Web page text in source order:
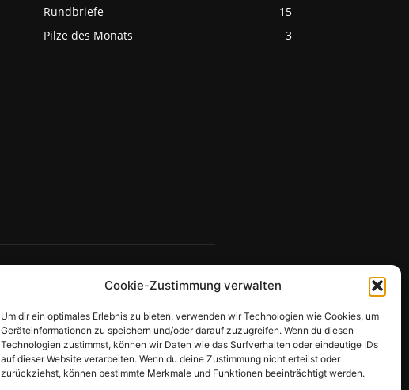
Cookie-Zustimmung verwalten
Um dir ein optimales Erlebnis zu bieten, verwenden wir Technologien wie Cookies, um
Geräteinformationen zu speichern und/oder darauf zuzugreifen. Wenn du diesen
Technologien zustimmst, können wir Daten wie das Surfverhalten oder eindeutige IDs
auf dieser Website verarbeiten. Wenn du deine Zustimmung nicht erteilst oder
zurückziehst, können bestimmte Merkmale und Funktionen beeinträchtigt werden.
Rundbriefe
15
Pilze des Monats
3